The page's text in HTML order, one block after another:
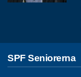
SPF Seniorerna